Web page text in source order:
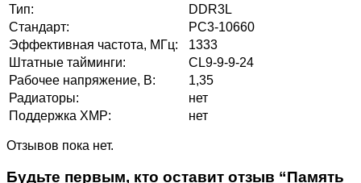
Тип:
DDR3L
Стандарт:
PC3-10660
Эффективная частота, МГц:
1333
Штатные тайминги:
CL9-9-9-24
Рабочее напряжение, В:
1,35
Радиаторы:
нет
Поддержка XMP:
нет
Отзывов пока нет.
Будьте первым, кто оставит отзыв “Память